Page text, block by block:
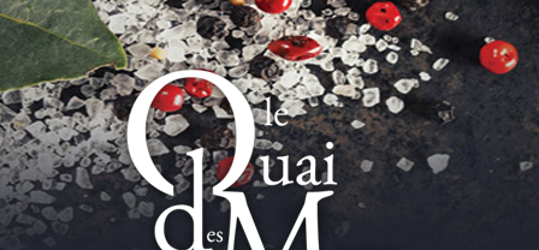
Panneau de gestion des cookies